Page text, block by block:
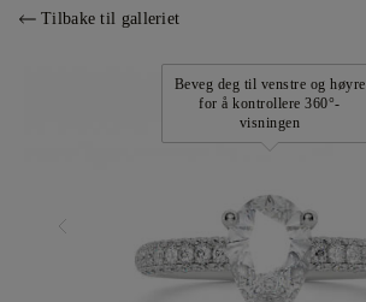
Tilbake til galleriet
Beveg deg til venstre og høyre
for å kontrollere 360°-
visningen